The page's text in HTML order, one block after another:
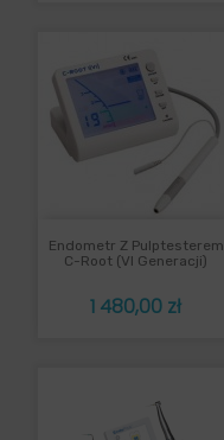
Endometr Z Pulptesterem
C-Root (VI Generacji)
Cena
1 480,00 zł